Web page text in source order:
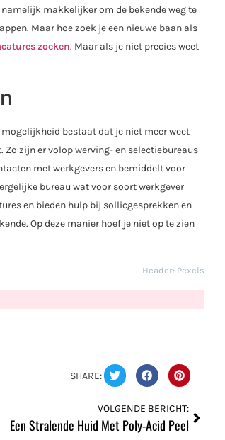
namelijk makkelijker om de bekende weg te
Maar hoe zoek je een nieuwe baan als
zoeken. Maar als je niet precies weet
bestaat dat je niet meer weet
zijn er volop werving- en selectiebureaus
met werkgevers en bemiddelt voor
bureau wat voor soort werkgever
en bieden hulp bij sollicgesprekken en
Op deze manier hoef je niet op te zien
Header: Pexels
SHARE:
VOLGENDE BERICHT:
Een Stralende Huid Met Poly-Acid Peel